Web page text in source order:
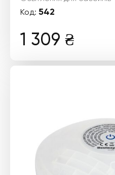
Код: 542
1 309 ₴